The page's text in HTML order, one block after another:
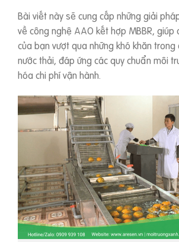
Bài viết này sẽ cung cấp những giải
về công nghệ AAO kết hợp MBBR, giúp
của bạn vượt qua những khó khăn trong
nước thải, đáp ứng các quy chuẩn môi
hóa chi phí vận hành.